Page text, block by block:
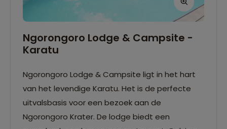
Ngorongoro Lodge & Campsite -
Karatu
Ngorongoro Lodge & Campsite ligt in het hart
van het levendige Karatu. Het is de perfecte
uitvalsbasis voor een bezoek aan de
Ngorongoro Krater. De lodge biedt een